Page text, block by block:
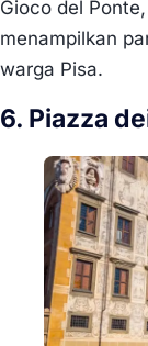
Gioco del
menampilkan
warga Pisa.
6. Piazza